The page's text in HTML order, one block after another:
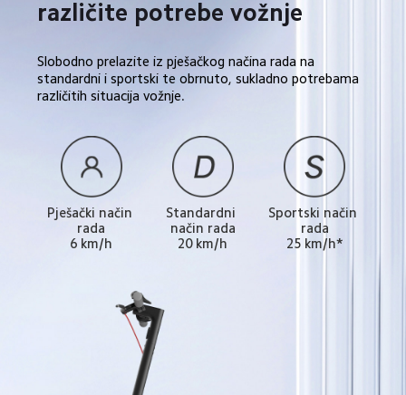
različite potrebe vožnje
Slobodno prelazite iz pješačkog načina rada na
standardni i sportski te obrnuto, sukladno potrebama
različitih situacija vožnje.
Pješački način
rada
6 km/h
Standardni
način rada
20 km/h
Sportski način
rada
25 km/h*